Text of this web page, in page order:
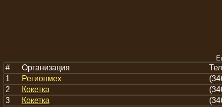
# Организация
1
Регионмех
2
Кокетка
3
Кокетка